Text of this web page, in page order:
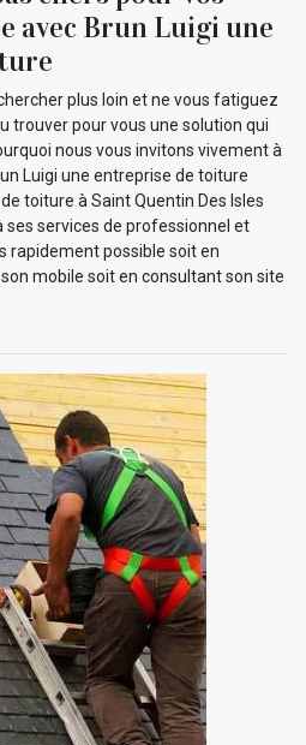
avec Brun Luigi une
plus loin et ne vous fatiguez
trouver pour vous une solution qui
nous vous invitons vivement à
Luigi une entreprise de toiture
toiture à Saint Quentin Des Isles
ses services de professionnel et
rapidement possible soit en
mobile soit en consultant son site